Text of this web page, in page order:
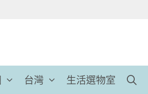
台灣 生活選物室